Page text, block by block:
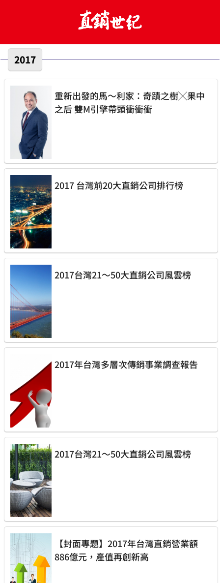
2017
重新出發的馬～利家：奇蹟之樹╳果中
之后 雙M引擎帶頭衝衝衝
2017 台灣前20大直銷公司排行榜
2017台灣21～50大直銷公司風雲榜
2017年台灣多層次傳銷事業調查報告
2017台灣21～50大直銷公司風雲榜
【封面專題】2017年台灣直銷營業額
886億元，產值再創新高